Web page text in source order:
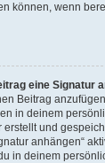
können, wenn
eine Signatur
Beitrag
in deinem
erstellt und
anhängen“
in deinem